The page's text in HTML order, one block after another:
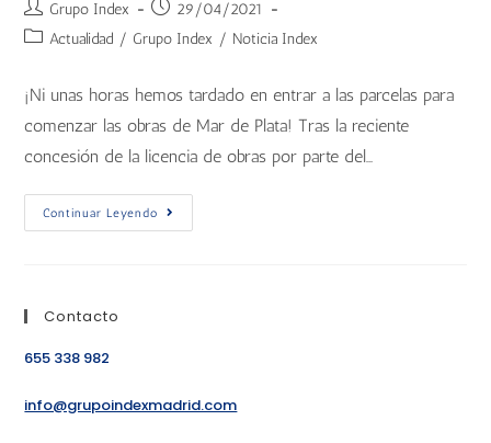
Grupo Index
29/04/2021
Actualidad / Grupo Index / Noticia Index
¡Ni unas horas hemos tardado en entrar a las parcelas para
comenzar las obras de Mar de Plata! Tras la reciente
concesión de la licencia de obras por parte del…
Continuar Leyendo
Contacto
655 338 982
info@grupoindexmadrid.com